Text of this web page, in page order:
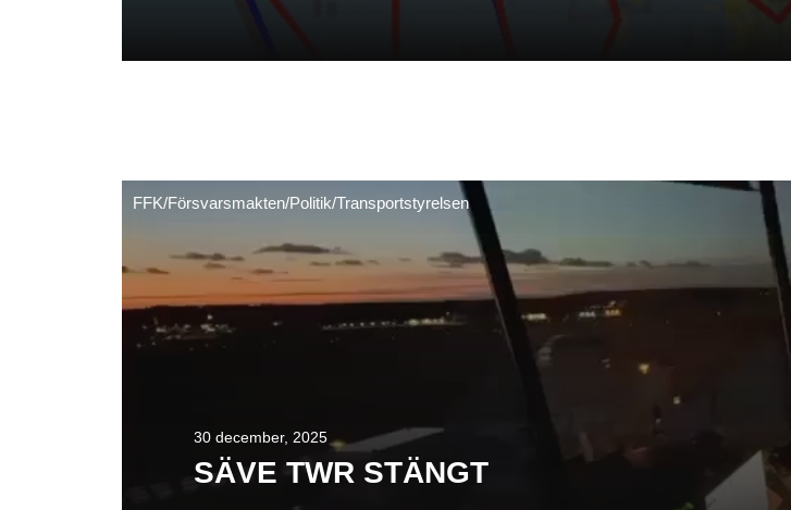
FFK/Försvarsmakten/Politik/Transportstyrelsen
30 december, 2025
SÄVE TWR STÄNGT